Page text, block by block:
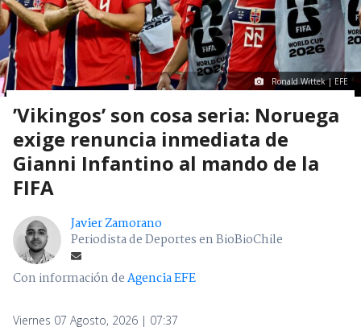
Ronald Wittek | EFE
’Vikingos’ son cosa seria: Noruega
exige renuncia inmediata de
Gianni Infantino al mando de la
FIFA
Javier Zamorano
Periodista de Deportes en BioBioChile
Con información deAgencia EFE
Viernes 07 Agosto, 2026 | 07:37